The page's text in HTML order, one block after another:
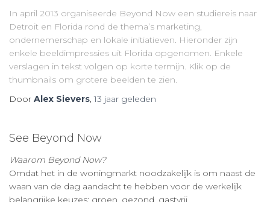
In april 2013 organiseerde Beyond Now een studiereis naar
Detroit en Florida rond de thema’s marketing,
ondernemerschap en lokale initiatieven. Hieronder zijn
enkele beeldimpressies uit Florida opgenomen. Enkele
verslagen in tekst volgen op korte termijn. Klik op de
thumbnails om grotere beelden te zien.
Door Alex Sievers,13 jaar geleden
See Beyond Now
Waarom Beyond Now?
Omdat het in de woningmarkt noodzakelijk is om naast de
waan van de dag aandacht te hebben voor de werkelijk
belangrijke keuzes: groen, gezond, gastvrij.